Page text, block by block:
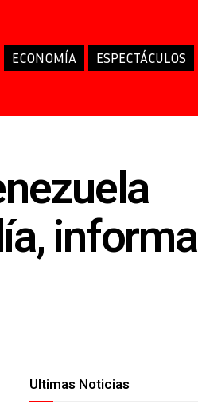
ECONOMÍA ESPECTÁCULOS
informa
Ultimas Noticias